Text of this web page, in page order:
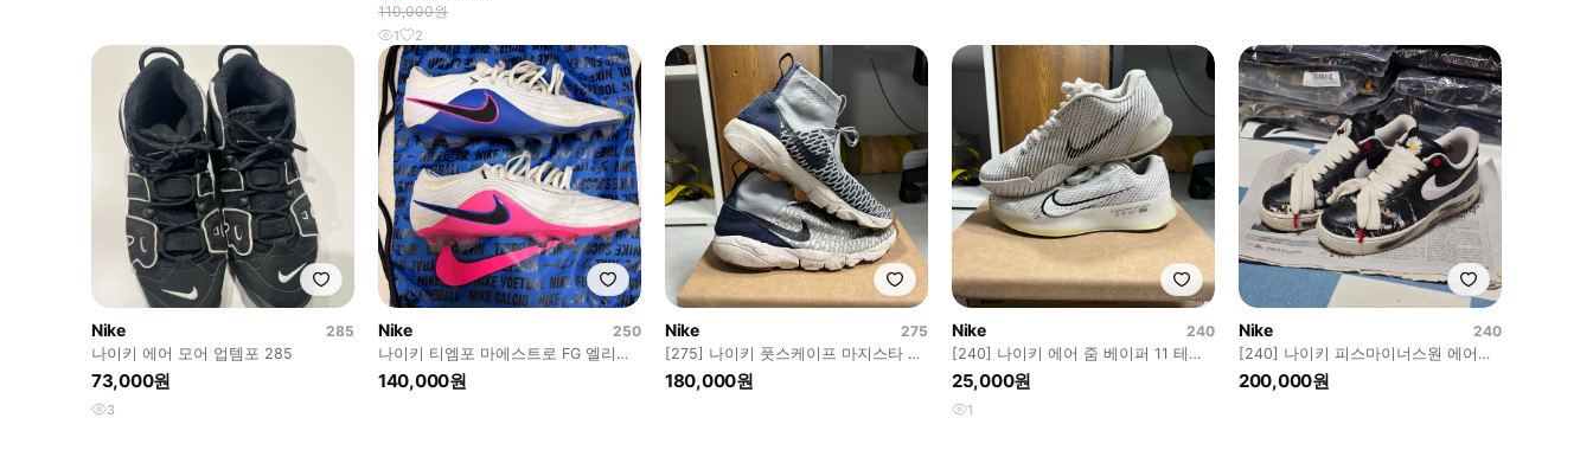
110,000원
1 2
Nike
285
나이키 에어 모어 업템포 285
73,000원
3
Nike
250
나이키 티엠포 마에스트로 FG 엘리트
축구화
140,000원
Nike
275
[275] 나이키 풋스케이프 마지스타 플
라이니트 울프그레이
180,000원
Nike
240
[240] 나이키 에어 줌 베이퍼 11 테니
스화 화이트
25,000원
1
Nike
240
[240] 나이키 피스마이너스원 에어포
스 1.0
200,000원